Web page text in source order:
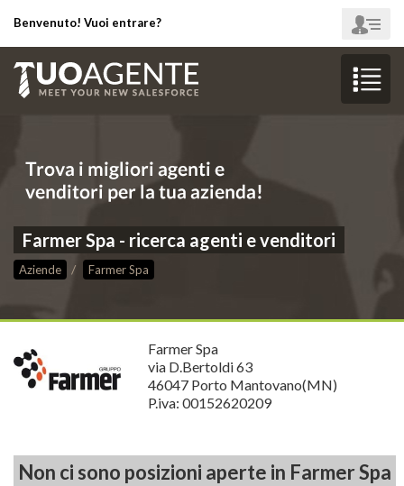
Benvenuto! Vuoi entrare?
Farmer Spa - ricerca agenti e venditori
Aziende Farmer Spa
Farmer Spa
via D.Bertoldi 63
46047 Porto Mantovano(MN)
P.iva: 00152620209
Non ci sono posizioni aperte in Farmer Spa